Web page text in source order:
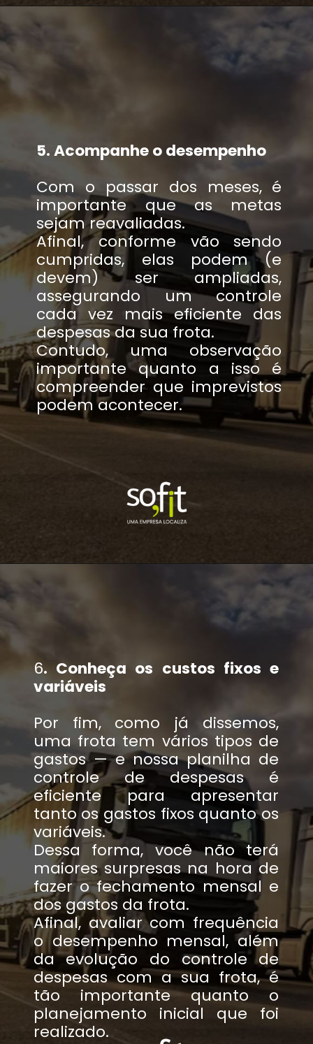
5. Acompanhe o desempenho
Com o passar dos meses, é
importante que as metas
sejam reavaliadas.
Afinal, conforme vão sendo
cumpridas, elas podem (e
devem) ser ampliadas,
assegurando um controle
cada vez mais eficiente das
despesas da sua frota.
Contudo, uma observação
importante quanto a isso é
compreender que imprevistos
podem acontecer.
6. Conheça os custos fixos e
variáveis
Por fim, como já dissemos,
uma frota tem vários tipos de
gastos — e nossa planilha de
controle de despesas é
eficiente para apresentar
tanto os gastos fixos quanto os
variáveis.
Dessa forma, você não terá
maiores surpresas na hora de
fazer o fechamento mensal e
dos gastos da frota.
Afinal, avaliar com frequência
o desempenho mensal, além
da evolução do controle de
despesas com a sua frota, é
tão importante quanto o
planejamento inicial que foi
realizado.